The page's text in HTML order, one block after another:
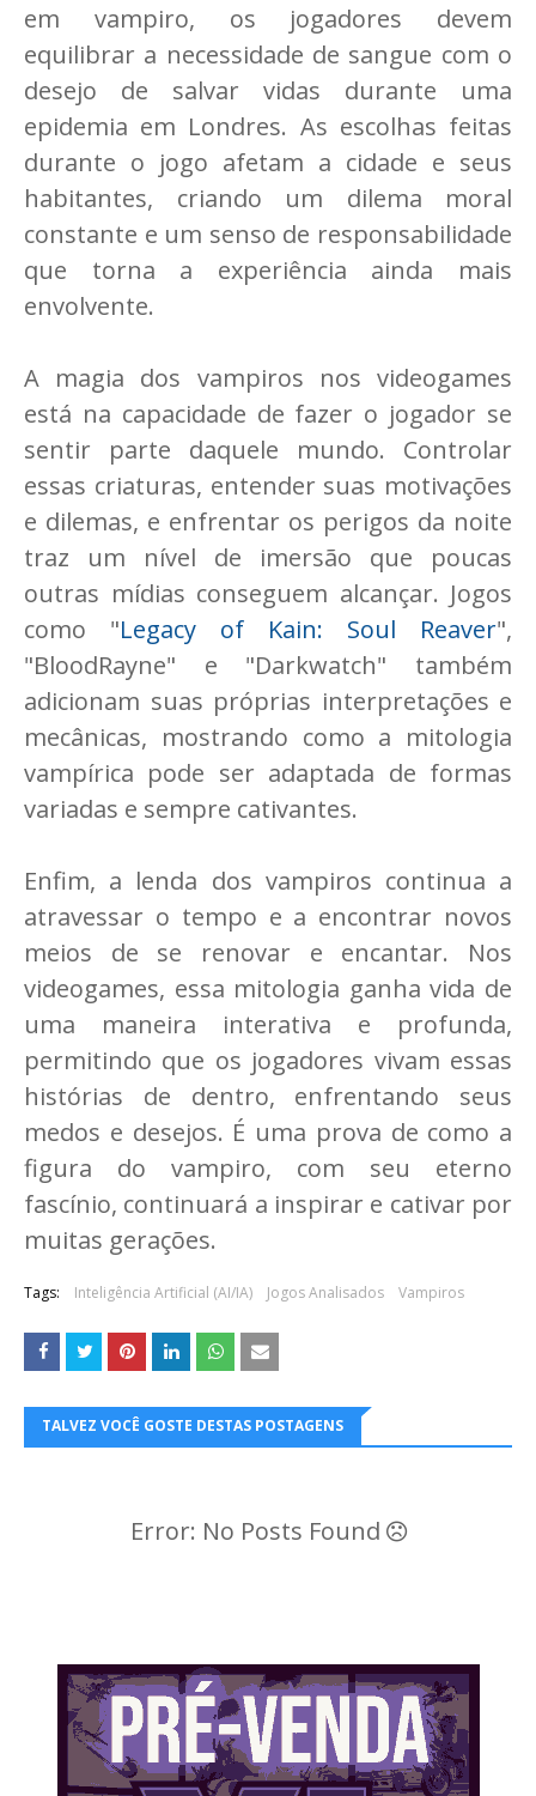
em vampiro, os jogadores devem
equilibrar a necessidade de sangue com o
desejo de salvar vidas durante uma
epidemia em Londres. As escolhas feitas
durante o jogo afetam a cidade e seus
habitantes, criando um dilema moral
constante e um senso de responsabilidade
que torna a experiência ainda mais
envolvente.
A magia dos vampiros nos videogames
está na capacidade de fazer o jogador se
sentir parte daquele mundo. Controlar
essas criaturas, entender suas motivações
e dilemas, e enfrentar os perigos da noite
traz um nível de imersão que poucas
outras mídias conseguem alcançar. Jogos
como "Legacy of Kain: Soul Reaver",
"BloodRayne" e "Darkwatch" também
adicionam suas próprias interpretações e
mecânicas, mostrando como a mitologia
vampírica pode ser adaptada de formas
variadas e sempre cativantes.
Enfim, a lenda dos vampiros continua a
atravessar o tempo e a encontrar novos
meios de se renovar e encantar. Nos
videogames, essa mitologia ganha vida de
uma maneira interativa e profunda,
permitindo que os jogadores vivam essas
histórias de dentro, enfrentando seus
medos e desejos. É uma prova de como a
figura do vampiro, com seu eterno
fascínio, continuará a inspirar e cativar por
muitas gerações.
Tags: Inteligência Artificial (AI/IA) Jogos Analisados Vampiros
TALVEZ VOCÊ GOSTE DESTAS POSTAGENS
Error: No Posts Found